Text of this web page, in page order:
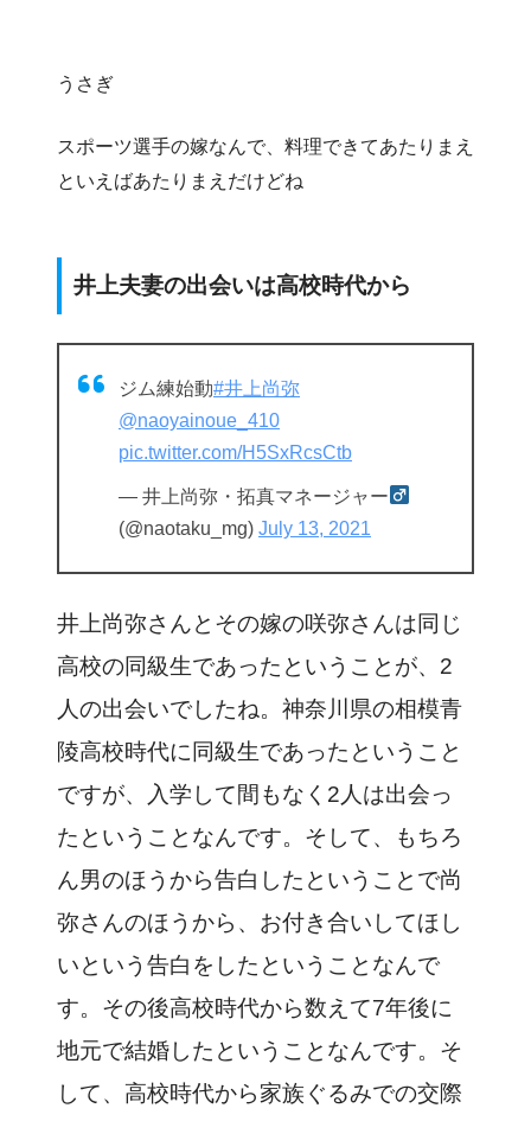
うさぎ
スポーツ選手の嫁なんで、料理できてあたりまえ
といえばあたりまえだけどね
井上夫妻の出会いは高校時代から
ジム練始動#井上尚弥
@naoyainoue_410
pic.twitter.com/H5SxRcsCtb
— 井上尚弥・拓真マネージャー‍
(@naotaku_mg) July 13, 2021
井上尚弥さんとその嫁の咲弥さんは同じ
高校の同級生であったということが、2
人の出会いでしたね。神奈川県の相模青
陵高校時代に同級生であったということ
ですが、入学して間もなく2人は出会っ
たということなんです。そして、もちろ
ん男のほうから告白したということで尚
弥さんのほうから、お付き合いしてほし
いという告白をしたということなんで
す。その後高校時代から数えて7年後に
地元で結婚したということなんです。そ
して、高校時代から家族ぐるみでの交際